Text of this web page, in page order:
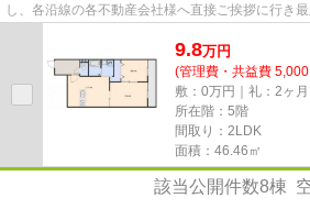
し、各沿線の各不動産会社様へ直接ご挨拶に行き
9.8万円
(管理費・共益費
敷：0万円｜礼：2ヶ月
所在階：5階
間取り：2LDK
面積：46.46㎡
該当公開件数8棟